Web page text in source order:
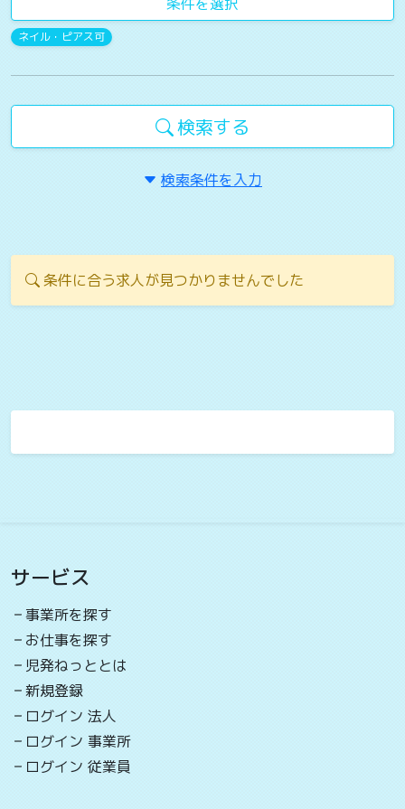
ネイル・ピアス可
検索する
検索条件を入力
条件に合う求人が見つかりませんでした
サービス
事業所を探す
お仕事を探す
児発ねっととは
新規登録
ログイン 法人
ログイン 事業所
ログイン 従業員